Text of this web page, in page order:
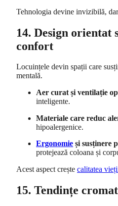
Tehnologia devine invizibilă,
14. Design orientat
confort
Locuințele devin spații care
mentală.
Aer curat și ventilație
inteligente.
Materiale care reduc
hipoalergenice.
Ergonomie și susținere
protejează coloana și
Acest aspect crește calitatea
15. Tendințe